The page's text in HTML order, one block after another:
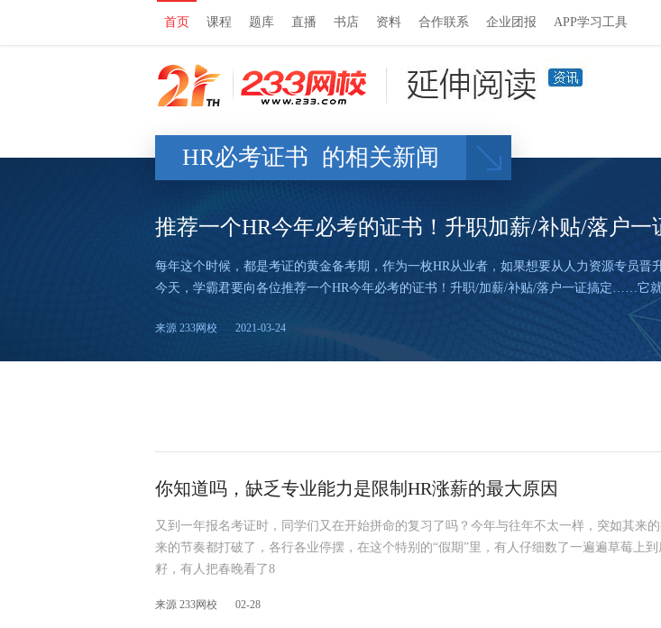
首页 课程 题库 直播 书店 资料 合作联系 企业团报 APP学习工具
HR必考证书 的相关新闻
推荐一个HR今年必考的证书！升职加薪/补贴/落户一
每年这个时候，都是考证的黄金备考期，作为一枚HR从业者，如果想要从人力资源专员
今天，学霸君要向各位推荐一个HR今年必考的证书！升职/加薪/补贴/落户一证搞定……它
来源 233网校 2021-03-24
你知道吗，缺乏专业能力是限制HR涨薪的最大原因
又到一年报名考证时，同学们又在开始拼命的复习了吗？今年与往年不太一样，突如其来
来的节奏都打破了，各行各业停摆，在这个特别的“假期”里，有人仔细数了一遍遍草莓上
籽，有人把春晚看了8
来源 233网校 02-28